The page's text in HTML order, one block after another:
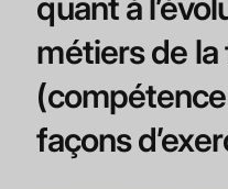
quant à
métiers de la
façons